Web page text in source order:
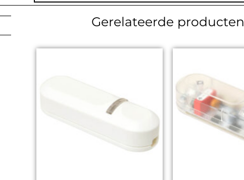
Gerelateerde producten